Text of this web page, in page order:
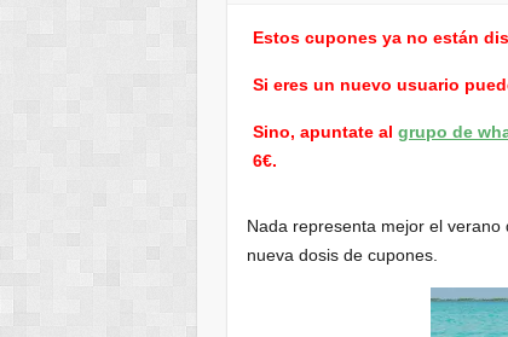
Estos cupones ya no están
Si eres un nuevo usuario
Sino, apuntate algrupo de
6€.
Nada representa mejor el
nueva dosis de cupones.